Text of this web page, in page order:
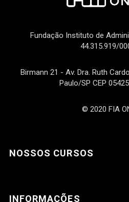
Fundação Instituto de
44.315.919/
Birmann 21 - Av. Dra. Ruth
Paulo/SP CEP
© 2020 FIA
NOSSOS CURSOS
INFORMAÇÕES